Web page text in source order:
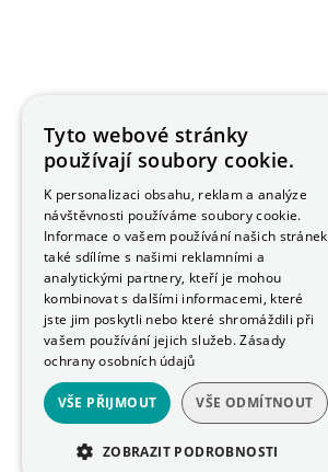
Tyto webové stránky
používají soubory cookie.
K personalizaci obsahu, reklam a analýze
návštěvnosti používáme soubory cookie.
Informace o vašem používání našich stránek
také sdílíme s našimi reklamními a
analytickými partnery, kteří je mohou
kombinovat s dalšími informacemi, které
jste jim poskytli nebo které shromáždili při
vašem používání jejich služeb.Zásady
ochrany osobních údajů
VŠE PŘIJMOUT VŠE ODMÍTNOUT
ZOBRAZIT PODROBNOSTI